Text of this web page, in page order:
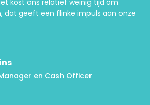
kost ons relatief weinig tijd om
dat geeft een flinke impuls aan onze
en Cash Officer